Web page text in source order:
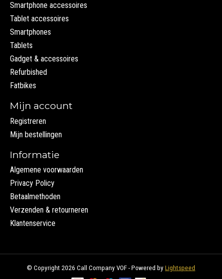
Smartphone accessoires
Tablet accessoires
Smartphones
Tablets
Gadget & accessoires
Refurbished
Fatbikes
Mijn account
Registreren
Mijn bestellingen
Informatie
Algemene voorwaarden
Privacy Policy
Betaalmethoden
Verzenden & retourneren
Klantenservice
© Copyright 2026 Call Company VOF - Powered by Lightspeed